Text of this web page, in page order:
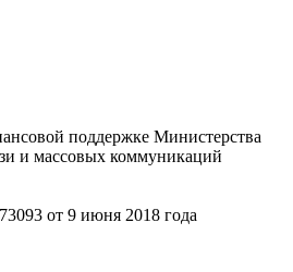
поддержке Министерства
и массовых коммуникаций
от 9 июня 2018 года